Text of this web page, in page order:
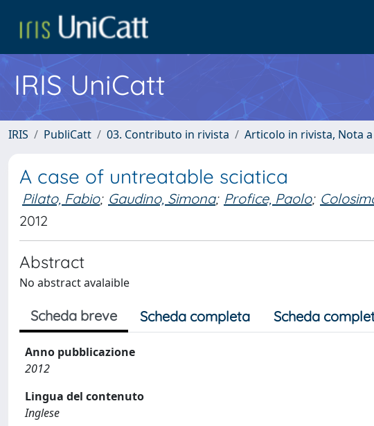
IRIS UniCatt
IRIS PubliCatt 03. Contributo in rivista Articolo in rivista, Nota
A case of untreatable sciatica
Pilato, Fabio; Gaudino, Simona; Profice, Paolo;
2012
Abstract
No abstract avalaible
Scheda breve Scheda completa Scheda
Anno pubblicazione
2012
Lingua del contenuto
Inglese